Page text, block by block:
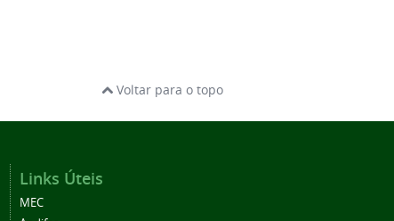
Voltar para o topo
Links Úteis
MEC